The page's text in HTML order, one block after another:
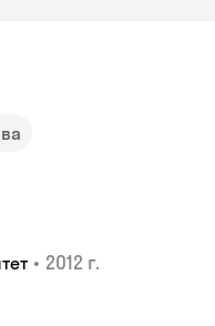
• 2012 г.